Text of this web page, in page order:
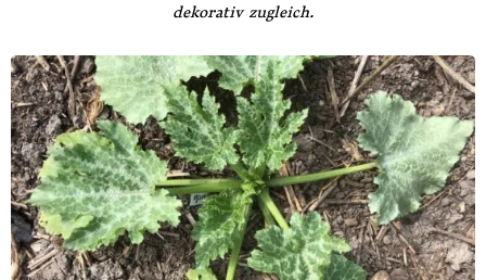
dekorativ zugleich.